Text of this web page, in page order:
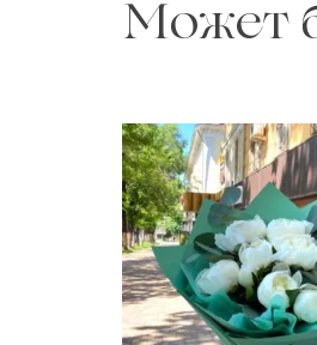
Может